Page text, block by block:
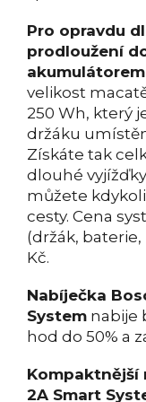
Pro opravdu
prodloužení
velikost
250 Wh, který
držáku
Získáte tak
dlouhé
můžete
cesty. Cena
(držák,
Kč.
Nabíječka
System nabije
hod do 50% a
Kompaktnější
2A Smart